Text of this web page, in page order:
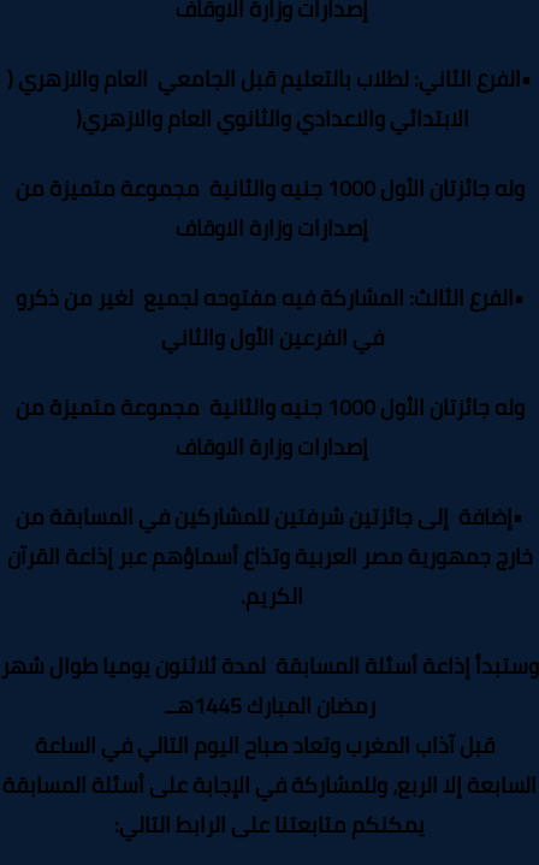
إصدارات وزارة الاوقاف
الثاني: لطلاب بالتعليم قبل الجامعي العام والازهري (
الابتدائي والاعدادي والثانوي العام والازهري)
وله جائزتان الأول 1000 جنيه والثانية مجموعة متميزة من
إصدارات وزارة الاوقاف
الفرع الثالث: المشاركة فيه مفتوحه لجميع لغير من ذكرو
في الفرعين الأول والثاني
وله جائزتان الأول 1000 جنيه والثانية مجموعة متميزة من
إصدارات وزارة الاوقاف
إضافة إلى جائزتين شرفتين للمشاركين في المسابقة من
جمهورية مصر العربية وتذاع أسماؤهم عبر إذاعة القرآن
الكريم.
إذاعة أسئلة المسابقة لمدة ثلاثنون يوميا طوال شهر
رمضان المبارك 1445هــ
قبل آذاب المغرب وتعاد صباح اليوم التالي في الساعة
إلا الربع، وللمشاركة في الإجابة على أسئلة المسابقة
يمكنكم متابعتنا على الرابط التالي: